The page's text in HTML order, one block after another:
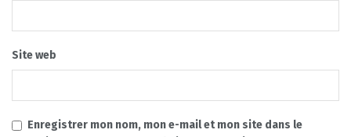
Site web
Enregistrer mon nom, mon e-mail et mon site dans le